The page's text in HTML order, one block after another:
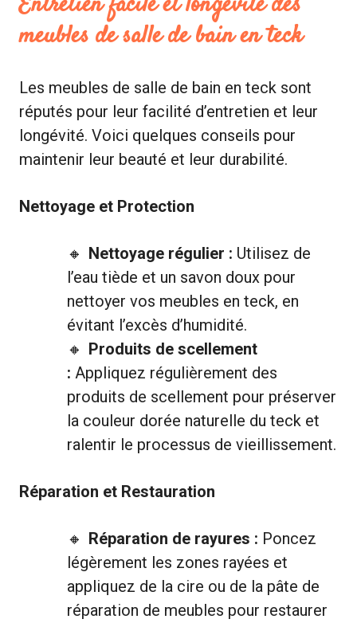
meubles de salle de bain en teck
Les meubles de salle de bain en teck sont
réputés pour leur facilité d’entretien et leur
longévité. Voici quelques conseils pour
maintenir leur beauté et leur durabilité.
Nettoyage et Protection
Nettoyage régulier : Utilisez de
l’eau tiède et un savon doux pour
nettoyer vos meubles en teck, en
évitant l’excès d’humidité.
Produits de scellement
: Appliquez régulièrement des
produits de scellement pour préserver
la couleur dorée naturelle du teck et
ralentir le processus de vieillissement.
Réparation et Restauration
Réparation de rayures : Poncez
légèrement les zones rayées et
appliquez de la cire ou de la pâte de
réparation de meubles pour restaurer